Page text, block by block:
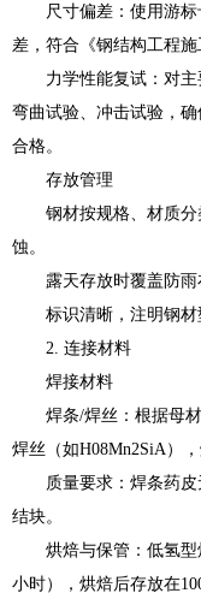
尺寸偏差：使用游标
差，符合《钢结构工程施
力学性能复试：对主
弯曲试验、冲击试验，
合格。
存放管理
钢材按规格、材质分
蚀。
露天存放时覆盖防雨
标识清晰，注明钢材
2. 连接材料
焊接材料
焊条/焊丝：根据母材
焊丝（如H08Mn2SiA）
质量要求：焊条药皮
结块。
烘焙与保管：低氢型
小时），烘焙后存放在